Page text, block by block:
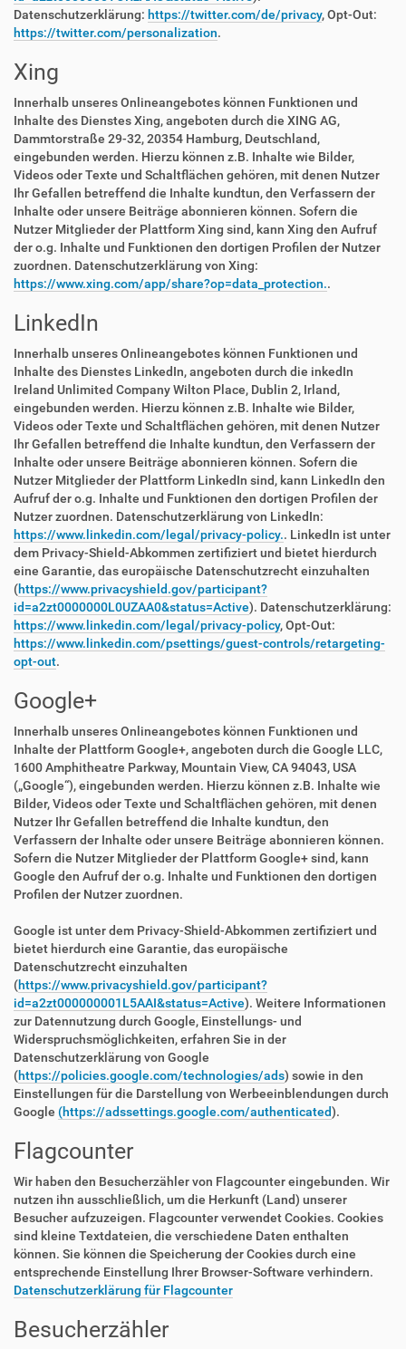
Datenschutzerklärung: https://twitter.com/de/privacy, Opt-Out:
https://twitter.com/personalization.
Xing
Innerhalb unseres Onlineangebotes können Funktionen und
Inhalte des Dienstes Xing, angeboten durch die XING AG,
Dammtorstraße 29-32, 20354 Hamburg, Deutschland,
eingebunden werden. Hierzu können z.B. Inhalte wie Bilder,
Videos oder Texte und Schaltflächen gehören, mit denen Nutzer
Ihr Gefallen betreffend die Inhalte kundtun, den Verfassern der
Inhalte oder unsere Beiträge abonnieren können. Sofern die
Nutzer Mitglieder der Plattform Xing sind, kann Xing den Aufruf
der o.g. Inhalte und Funktionen den dortigen Profilen der Nutzer
zuordnen. Datenschutzerklärung von Xing:
https://www.xing.com/app/share?op=data_protection..
LinkedIn
Innerhalb unseres Onlineangebotes können Funktionen und
Inhalte des Dienstes LinkedIn, angeboten durch die inkedIn
Ireland Unlimited Company Wilton Place, Dublin 2, Irland,
eingebunden werden. Hierzu können z.B. Inhalte wie Bilder,
Videos oder Texte und Schaltflächen gehören, mit denen Nutzer
Ihr Gefallen betreffend die Inhalte kundtun, den Verfassern der
Inhalte oder unsere Beiträge abonnieren können. Sofern die
Nutzer Mitglieder der Plattform LinkedIn sind, kann LinkedIn den
Aufruf der o.g. Inhalte und Funktionen den dortigen Profilen der
Nutzer zuordnen. Datenschutzerklärung von LinkedIn:
https://www.linkedin.com/legal/privacy-policy.. LinkedIn ist unter
dem Privacy-Shield-Abkommen zertifiziert und bietet hierdurch
eine Garantie, das europäische Datenschutzrecht einzuhalten
(https://www.privacyshield.gov/participant?
id=a2zt0000000L0UZAA0&status=Active). Datenschutzerklärung:
https://www.linkedin.com/legal/privacy-policy, Opt-Out:
https://www.linkedin.com/psettings/guest-controls/retargeting-
opt-out.
Google+
Innerhalb unseres Onlineangebotes können Funktionen und
Inhalte der Plattform Google+, angeboten durch die Google LLC,
1600 Amphitheatre Parkway, Mountain View, CA 94043, USA
(„Google“), eingebunden werden. Hierzu können z.B. Inhalte wie
Bilder, Videos oder Texte und Schaltflächen gehören, mit denen
Nutzer Ihr Gefallen betreffend die Inhalte kundtun, den
Verfassern der Inhalte oder unsere Beiträge abonnieren können.
Sofern die Nutzer Mitglieder der Plattform Google+ sind, kann
Google den Aufruf der o.g. Inhalte und Funktionen den dortigen
Profilen der Nutzer zuordnen.
Google ist unter dem Privacy-Shield-Abkommen zertifiziert und
bietet hierdurch eine Garantie, das europäische
Datenschutzrecht einzuhalten
(https://www.privacyshield.gov/participant?
id=a2zt000000001L5AAI&status=Active). Weitere Informationen
zur Datennutzung durch Google, Einstellungs- und
Widerspruchsmöglichkeiten, erfahren Sie in der
Datenschutzerklärung von Google
(https://policies.google.com/technologies/ads) sowie in den
Einstellungen für die Darstellung von Werbeeinblendungen durch
Google (https://adssettings.google.com/authenticated).
Flagcounter
Wir haben den Besucherzähler von Flagcounter eingebunden. Wir
nutzen ihn ausschließlich, um die Herkunft (Land) unserer
Besucher aufzuzeigen. Flagcounter verwendet Cookies. Cookies
sind kleine Textdateien, die verschiedene Daten enthalten
können. Sie können die Speicherung der Cookies durch eine
entsprechende Einstellung Ihrer Browser-Software verhindern.
Datenschutzerklärung für Flagcounter
Besucherzähler